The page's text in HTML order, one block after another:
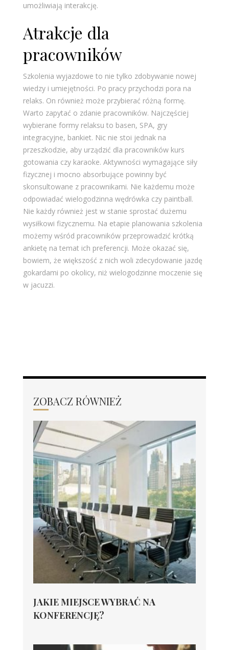
umożliwiają interakcję.
Atrakcje dla
pracowników
Szkolenia wyjazdowe to nie tylko zdobywanie nowej
wiedzy i umiejętności. Po pracy przychodzi pora na
relaks. On również może przybierać różną formę.
Warto zapytać o zdanie pracowników. Najczęściej
wybierane formy relaksu to basen, SPA, gry
integracyjne, bankiet. Nic nie stoi jednak na
przeszkodzie, aby urządzić dla pracowników kurs
gotowania czy karaoke. Aktywności wymagające siły
fizycznej i mocno absorbujące powinny być
skonsultowane z pracownikami. Nie każdemu może
odpowiadać wielogodzinna wędrówka czy paintball.
Nie każdy również jest w stanie sprostać dużemu
wysiłkowi fizycznemu. Na etapie planowania szkolenia
możemy wśród pracowników przeprowadzić krótką
ankietę na temat ich preferencji. Może okazać się,
bowiem, że większość z nich woli zdecydowanie jazdę
gokardami po okolicy, niż wielogodzinne moczenie się
w jacuzzi.
ZOBACZ RÓWNIEŻ
JAKIE MIEJSCE WYBRAĆ NA
KONFERENCJĘ?